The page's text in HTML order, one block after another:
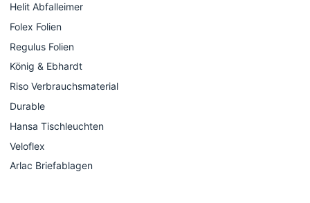
Helit Abfalleimer
Folex Folien
Regulus Folien
König & Ebhardt
Riso Verbrauchsmaterial
Durable
Hansa Tischleuchten
Veloflex
Arlac Briefablagen